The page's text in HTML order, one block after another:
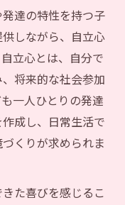
達の特性を持つ子
しながら、自立心
立心とは、自分で
将来的な社会参加
一人ひとりの発達
成し、日常生活で
くりが求められま
た喜びを感じるこ